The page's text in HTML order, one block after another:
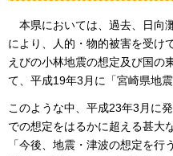
本県においては、過去、日向
により、人的・物的被害を受け
えびの小林地震の想定及び国の
て、平成19年3月に「宮崎県地
このような中、平成23年3月に
での想定をはるかに超える甚大
「今後、地震・津波の想定を